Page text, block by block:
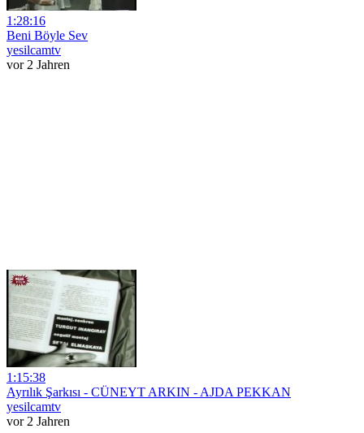
1:28:16
Beni Böyle Sev
yesilcamtv
vor 2 Jahren
1:15:38
Ayrılık Şarkısı - CÜNEYT ARKIN - AJDA PEKKAN
yesilcamtv
vor 2 Jahren